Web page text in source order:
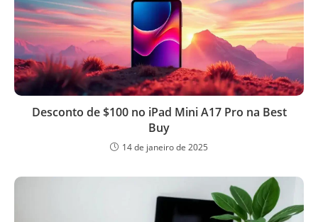
Desconto de $100 no iPad Mini A17 Pro na Best
Buy
14 de janeiro de 2025